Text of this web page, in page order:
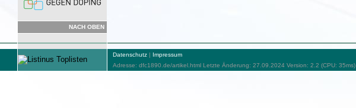
NACH OBEN
Datenschutz | Impressum
Adresse: dfc1890.de/artikel.html Letzte Änderung: 27.09.2024 Version: 2.2 (CPU: 35ms)